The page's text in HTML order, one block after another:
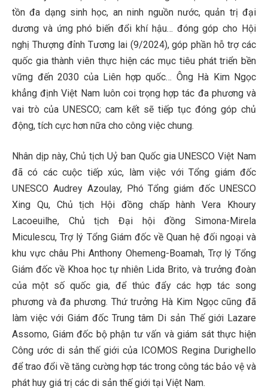
tồn đa dạng sinh học, an ninh nguồn nước, quản trị đại
dương và ứng phó biến đổi khí hậu… đóng góp cho Hội
nghị Thượng đỉnh Tương lai (9/2024), góp phần hỗ trợ các
quốc gia thành viên thực hiện các mục tiêu phát triển bền
vững đến 2030 của Liên hợp quốc… Ông Hà Kim Ngọc
khẳng định Việt Nam luôn coi trọng hợp tác đa phương và
vai trò của UNESCO; cam kết sẽ tiếp tục đóng góp chủ
động, tích cực hơn nữa cho công việc chung.
Nhân dịp này, Chủ tịch Uỷ ban Quốc gia UNESCO Việt Nam
đã có các cuộc tiếp xúc, làm việc với Tổng giám đốc
UNESCO Audrey Azoulay, Phó Tổng giám đốc UNESCO
Xing Qu, Chủ tịch Hội đồng chấp hành Vera Khoury
Lacoeuilhe, Chủ tịch Đại hội đồng Simona-Mirela
Miculescu, Trợ lý Tổng Giám đốc về Quan hệ đối ngoại và
khu vực châu Phi Anthony Ohemeng-Boamah, Trợ lý Tổng
Giám đốc về Khoa học tự nhiên Lida Brito, và trưởng đoàn
của một số quốc gia, để thúc đẩy các hợp tác song
phương và đa phương. Thứ trưởng Hà Kim Ngọc cũng đã
làm việc với Giám đốc Trung tâm Di sản Thế giới Lazare
Assomo, Giám đốc bộ phận tư vấn và giám sát thực hiện
Công ước di sản thế giới của ICOMOS Regina Durighello
để trao đổi về tăng cường hợp tác trong công tác bảo vệ và
phát huy giá trị các di sản thế giới tại Việt Nam.